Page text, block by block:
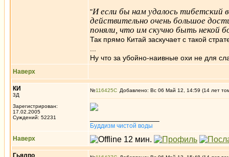
"И если бы нам удалось тибетский
действительно очень большое
поняли, что им скучно быть некой
Так прямо Китай заскучает с такой
Ну что за убойно-наивные охи не для
Наверх
КИ
3Д
Зарегистрирован:
17.02.2005
Суждений: 52231
№116425 Добавлено: Вс 06 Май 12, 14:59 (14 лет
Буддизм чистой воды
Наверх
Гьялпо